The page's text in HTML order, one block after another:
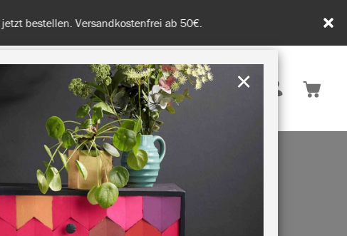
ab 50€.
Deutschland
& INSPIRATION NACHHALTIGKEIT
×